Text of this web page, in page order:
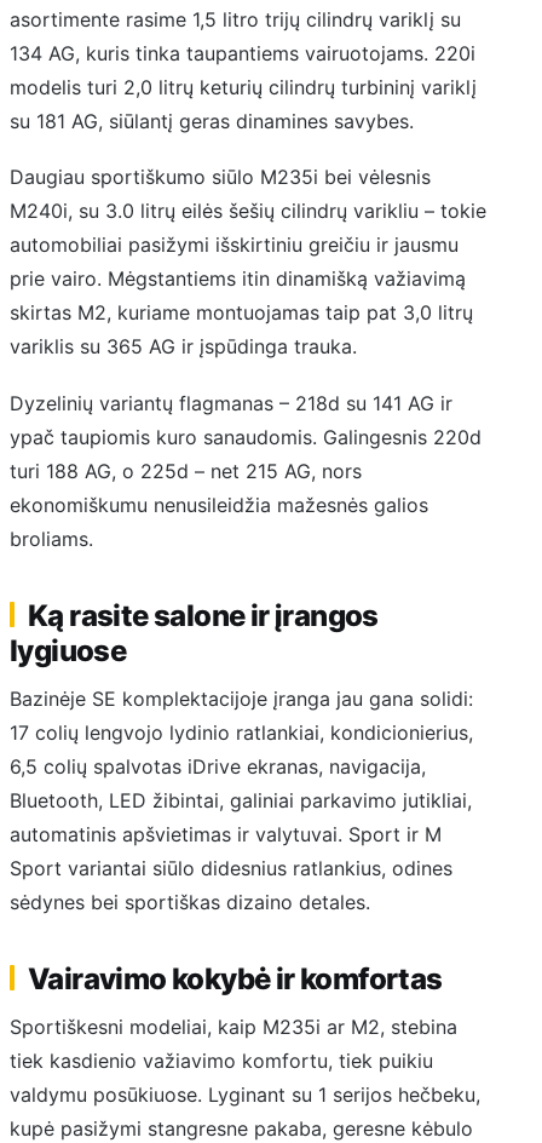
asortimente rasime 1,5 litro trijų cilindrų variklį su
134 AG, kuris tinka taupantiems vairuotojams. 220i
modelis turi 2,0 litrų keturių cilindrų turbininį variklį
su 181 AG, siūlantį geras dinamines savybes.
Daugiau sportiškumo siūlo M235i bei vėlesnis
M240i, su 3.0 litrų eilės šešių cilindrų varikliu – tokie
automobiliai pasižymi išskirtiniu greičiu ir jausmu
prie vairo. Mėgstantiems itin dinamišką važiavimą
skirtas M2, kuriame montuojamas taip pat 3,0 litrų
variklis su 365 AG ir įspūdinga trauka.
Dyzelinių variantų flagmanas – 218d su 141 AG ir
ypač taupiomis kuro sanaudomis. Galingesnis 220d
turi 188 AG, o 225d – net 215 AG, nors
ekonomiškumu nenusileidžia mažesnės galios
broliams.
Ką rasite salone ir įrangos
lygiuose
Bazinėje SE komplektacijoje įranga jau gana solidi:
17 colių lengvojo lydinio ratlankiai, kondicionierius,
6,5 colių spalvotas iDrive ekranas, navigacija,
Bluetooth, LED žibintai, galiniai parkavimo jutikliai,
automatinis apšvietimas ir valytuvai. Sport ir M
Sport variantai siūlo didesnius ratlankius, odines
sėdynes bei sportiškas dizaino detales.
Vairavimo kokybė ir komfortas
Sportiškesni modeliai, kaip M235i ar M2, stebina
tiek kasdienio važiavimo komfortu, tiek puikiu
valdymu posūkiuose. Lyginant su 1 serijos hečbeku,
kupė pasižymi stangresne pakaba, geresne kėbulo